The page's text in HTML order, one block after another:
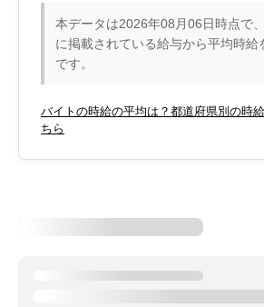
本データは2026年08月06日時点で
に掲載されている給与から平均時給
です。
バイトの時給の平均は？都道府県別の時
ちら